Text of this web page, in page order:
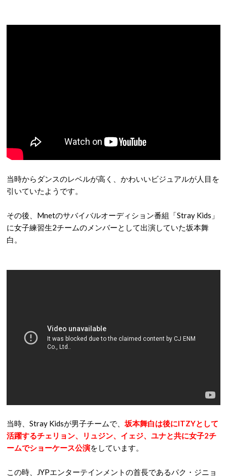
当時からダンスのレベルが高く、かわいいビジュアルが人目を
引いていたようです。
その後、Mnetのサバイバルオーディション番組「Stray Kids」
に女子練習生2チームのメンバーとして出演していた坂本舞
白。
当時、Stray Kidsが男子チームで、坂本舞白は後にITZYとして
活躍するチェリョン、リュジン、イェジ、ユナと共に女子2チ
ームでショーケース公演をしています。
この時、JYPエンターテインメントの首長であるパク・ジニョ